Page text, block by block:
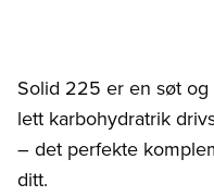
Solid 225 er en søt
lett karbohydratrik
– det perfekte
ditt.